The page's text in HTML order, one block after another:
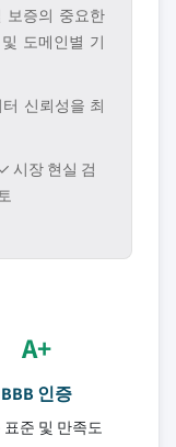
보증의 중요한
도메인별 기
신뢰성을 최
시장 현실 검
A+
BBB 인증
표준 및 만족도